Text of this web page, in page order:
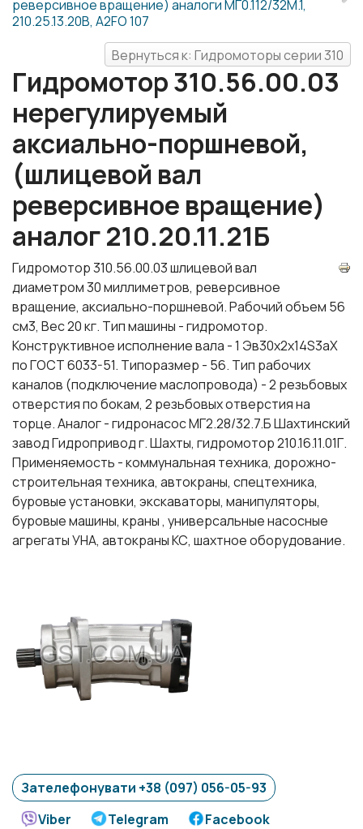
реверсивное вращение) аналоги МГ0.112/32М.1,
210.25.13.20В, A2FO 107
Вернуться к: Гидромоторы серии 310
Гидромотор 310.56.00.03
нерегулируемый
аксиально-поршневой,
(шлицевой вал
реверсивное вращение)
аналог 210.20.11.21Б
Гидромотор 310.56.00.03 шлицевой вал
диаметром 30 миллиметров, реверсивное
вращение, аксиально-поршневой. Рабочий объем 56
см3, Вес 20 кг. Тип машины - гидромотор.
Конструктивное исполнение вала - 1 Эв30х2х14S3аХ
по ГОСТ 6033-51. Типоразмер - 56. Тип рабочих
каналов (подключение маслопровода) - 2 резьбовых
отверстия по бокам, 2 резьбовых отверстия на
торце. Аналог - гидронасос МГ2.28/32.7.Б Шахтинский
завод Гидропривод г. Шахты, гидромотор 210.16.11.01Г.
Применяемость - коммунальная техника, дорожно-
строительная техника, автокраны, спецтехника,
буровые установки, экскаваторы, манипуляторы,
буровые машины, краны , универсальные насосные
агрегаты УНА, автокраны КС, шахтное оборудование.
Зателефонувати +38 (097) 056-05-93
Viber
Telegram
Facebook